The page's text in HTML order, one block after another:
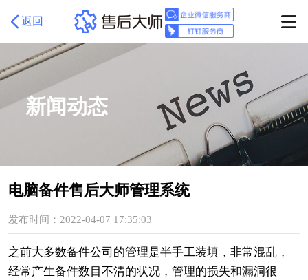
返回
新闻动态
电脑备件售后大师管理系统
发布时间：2022-04-07 17:35:03
之前大多数备件公司的管理是半手工装填，非常混乱，
经常产生备件数目不清的状况，管理的损失和漏洞很